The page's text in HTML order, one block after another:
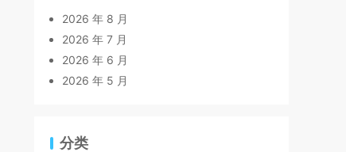
2026 年 8 月
2026 年 7 月
2026 年 6 月
2026 年 5 月
分类